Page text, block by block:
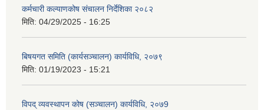
कर्मचारी कल्याणकोष संचालन निर्देशिका २०८२
मिति: 04/29/2025 - 16:25
बिषयगत समिति (कार्यसञ्चालन) कार्यविधि, २०७९
मिति: 01/19/2023 - 15:21
विपद् व्यवस्थापन कोष (सञ्चालन) कार्यविधि, २०७9